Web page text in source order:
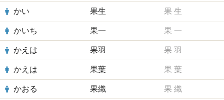
かい 果生 果 生
かいち 果一 果 一
かえは 果羽 果 羽
かえは 果葉 果 葉
かおる 果織 果 織